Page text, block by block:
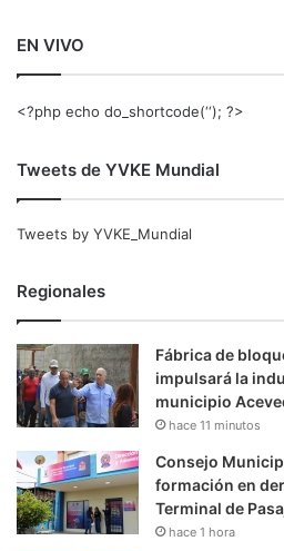
EN VIVO
<?php echo do_shortcode(‘‘); ?>
Tweets de YVKE Mundial
Tweets by YVKE_Mundial
Regionales
Fábrica de
impulsará la
municipio
hace 11 minutos
Consejo
formación en
Terminal de
hace 1 hora